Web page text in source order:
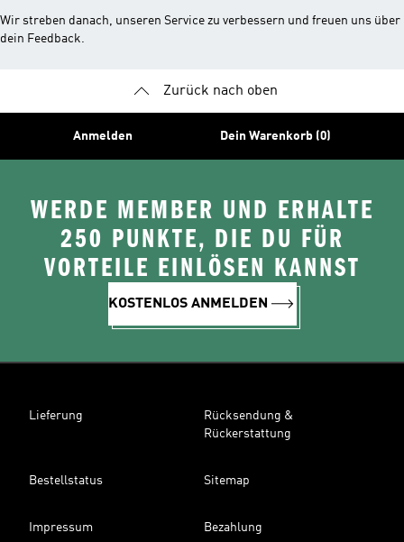
Wir streben danach, unseren Service zu verbessern und freuen uns über
dein Feedback.
Zurück nach oben
Anmelden Dein Warenkorb (0)
WERDE MEMBER UND ERHALTE
250 PUNKTE, DIE DU FÜR
VORTEILE EINLÖSEN KANNST
KOSTENLOS ANMELDEN
Lieferung
Rücksendung &
Rückerstattung
Bestellstatus Sitemap
Impressum Bezahlung